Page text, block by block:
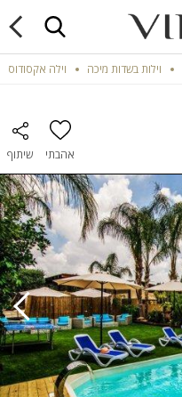
וילות בשדות מיכה וילה אקסודוס
אהבתי שיתוף